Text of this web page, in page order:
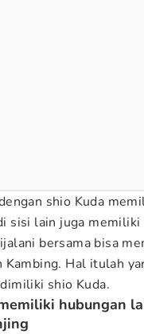
shio Kuda
sisi lain juga
bersama bisa
Kambing. Hal itulah
shio Kuda.
hubungan